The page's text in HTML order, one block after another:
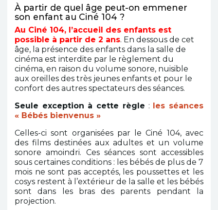
À partir de quel âge peut-on emmener
son enfant au Ciné 104 ?
Au Ciné 104, l’accueil des enfants est
possible à partir de 2 ans. En dessous de cet
âge, la présence des enfants dans la salle de
cinéma est interdite par le règlement du
cinéma, en raison du volume sonore, nuisible
aux oreilles des très jeunes enfants et pour le
confort des autres spectateurs des séances.
Seule exception à cette règle : les séances
« Bébés bienvenus »
Celles-ci sont organisées par le Ciné 104, avec
des films destinées aux adultes et un volume
sonore amoindri. Ces séances sont accessibles
sous certaines conditions : les bébés de plus de 7
mois ne sont pas acceptés, les poussettes et les
cosys restent à l’extérieur de la salle et les bébés
sont dans les bras des parents pendant la
projection.